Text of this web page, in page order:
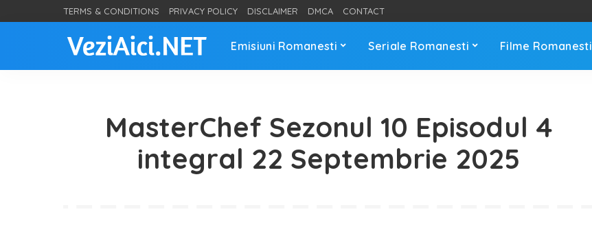
TERMS & CONDITIONS PRIVACY POLICY DISCLAIMER DMCA CONTACT
Emisiuni Romanesti Seriale Romanesti Filme Romanesti
MasterChef Sezonul 10 Episodul 4
integral 22 Septembrie 2025